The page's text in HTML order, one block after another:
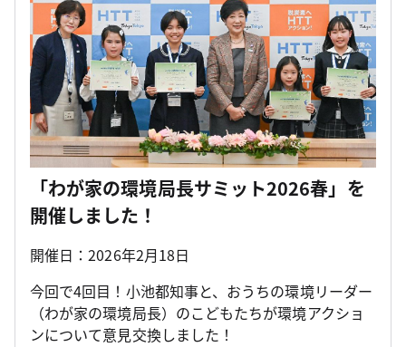
「わが家の環境局長サミット2026春」を
開催しました！
開催日：2026年2月18日
今回で4回目！小池都知事と、おうちの環境リーダー
（わが家の環境局長）のこどもたちが環境アクショ
ンについて意見交換しました！